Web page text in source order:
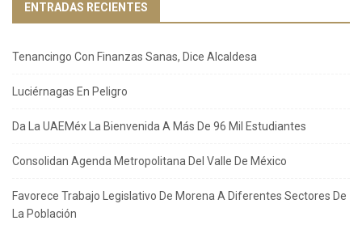
ENTRADAS RECIENTES
Tenancingo Con Finanzas Sanas, Dice Alcaldesa
Luciérnagas En Peligro
Da La UAEMéx La Bienvenida A Más De 96 Mil Estudiantes
Consolidan Agenda Metropolitana Del Valle De México
Favorece Trabajo Legislativo De Morena A Diferentes Sectores De
La Población